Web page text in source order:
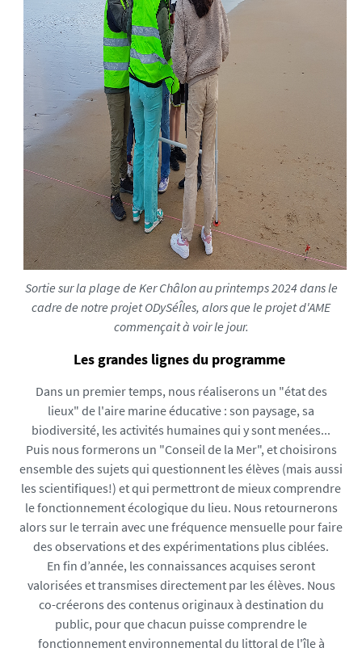
Sortie sur la plage de Ker Châlon au printemps 2024 dans le
cadre de notre projet ODySéÎles, alors que le projet d'AME
commençait à voir le jour.
Les grandes lignes du programme
Dans un premier temps, nous réaliserons un "état des
lieux" de l'aire marine éducative : son paysage, sa
biodiversité, les activités humaines qui y sont menées...
Puis nous formerons un "Conseil de la Mer", et choisirons
ensemble des sujets qui questionnent les élèves (mais aussi
les scientifiques!) et qui permettront de mieux comprendre
le fonctionnement écologique du lieu. Nous retournerons
alors sur le terrain avec une fréquence mensuelle pour faire
des observations et des expérimentations plus ciblées.
En fin d’année, les connaissances acquises seront
valorisées et transmises directement par les élèves. Nous
co-créerons des contenus originaux à destination du
public, pour que chacun puisse comprendre le
fonctionnement environnemental du littoral de l'île à